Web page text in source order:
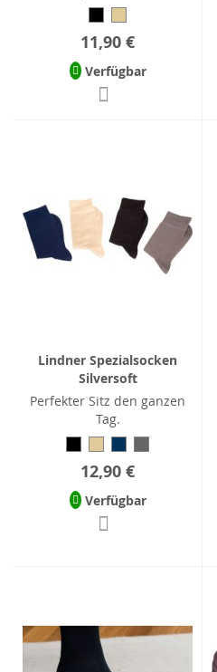
11,90 €
Verfügbar
Lindner Spezialsocken
Silversoft
Perfekter Sitz den ganzen
Tag.
12,90 €
Verfügbar